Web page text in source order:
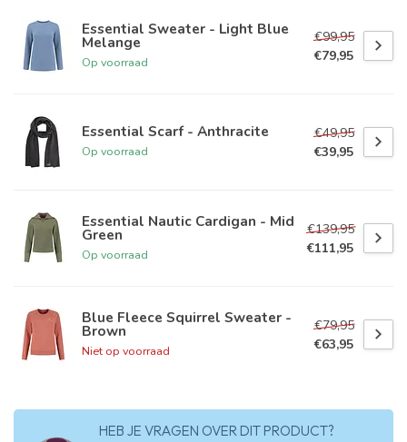
Essential Sweater - Light Blue
Melange
Op voorraad
€99,95
€79,95
Essential Scarf - Anthracite
Op voorraad
€49,95
€39,95
Essential Nautic Cardigan - Mid
Green
Op voorraad
€139,95
€111,95
Blue Fleece Squirrel Sweater -
Brown
Niet op voorraad
€79,95
€63,95
HEB JE VRAGEN OVER DIT PRODUCT?